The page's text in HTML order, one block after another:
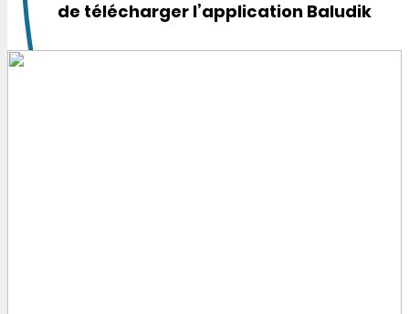
de télécharger l’application Baludik